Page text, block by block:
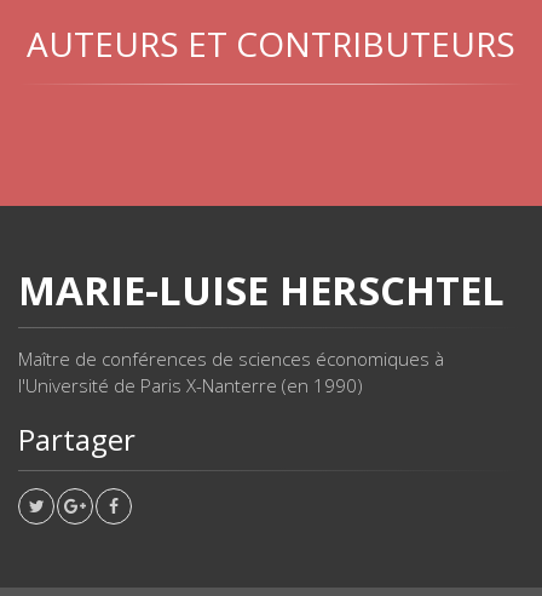
AUTEURS ET CONTRIBUTEURS
MARIE-LUISE HERSCHTEL
Maître de conférences de sciences économiques à
l'Université de Paris X-Nanterre (en 1990)
Partager